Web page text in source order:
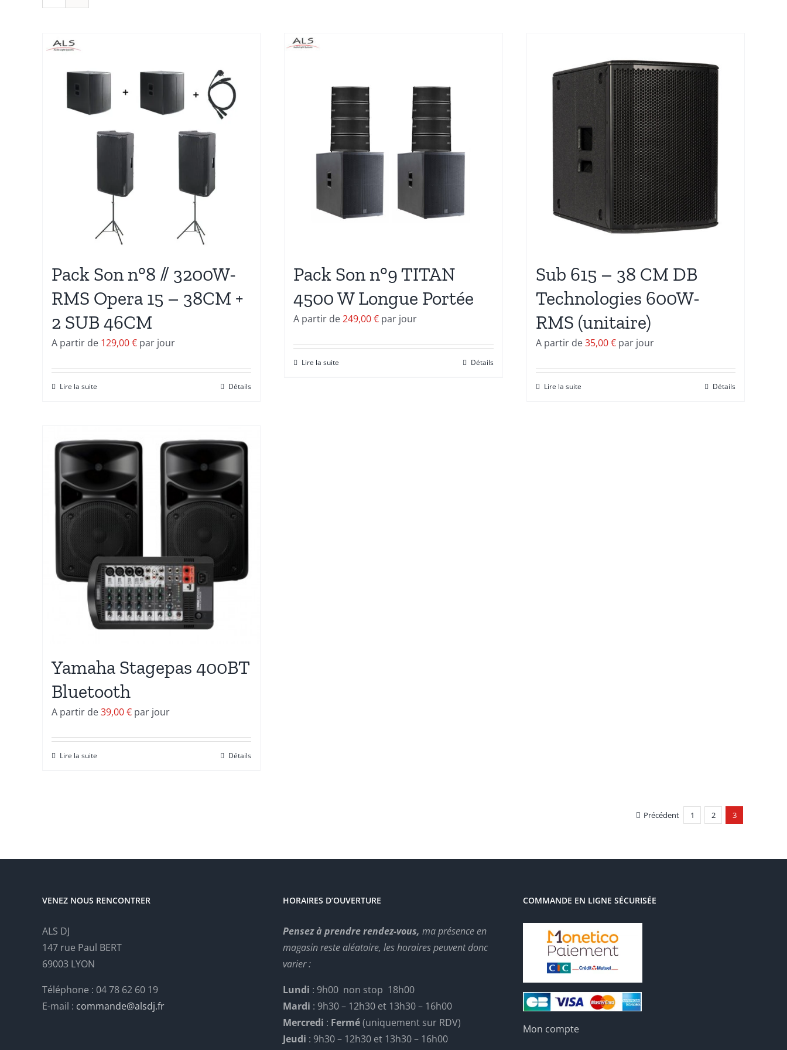
Pack Son n°8 // 3200W-
RMS Opera 15 – 38CM +
2 SUB 46CM
A partir de 129,00€ par jour
Lire la suite Détails
Pack Son n°9 TITAN
4500 W Longue Portée
A partir de249,00€ par jour
Lire la suite Détails
Sub 615 – 38 CM DB
Technologies 600W-
RMS (unitaire)
A partir de35,00€par jour
Lire la suite Détails
Yamaha Stagepas 400BT
Bluetooth
A partir de39,00€ par jour
Lire la suite Détails
Précédent 1 2 3
VENEZ NOUS RENCONTRER
ALS DJ
147 rue Paul BERT
69003 LYON
Téléphone : 04 78 62 60 19
E-mail : commande@alsdj.fr
HORAIRES D’OUVERTURE
Pensez à prendre rendez-vous, ma présence en
magasin reste aléatoire, les horaires peuvent donc
varier :
Lundi : 9h00 non stop 18h00
Mardi : 9h30 – 12h30 et 13h30 – 16h00
Mercredi : Fermé(uniquement sur RDV)
Jeudi : 9h30 – 12h30 et 13h30 – 16h00
COMMANDE EN LIGNE SÉCURISÉE
Mon compte